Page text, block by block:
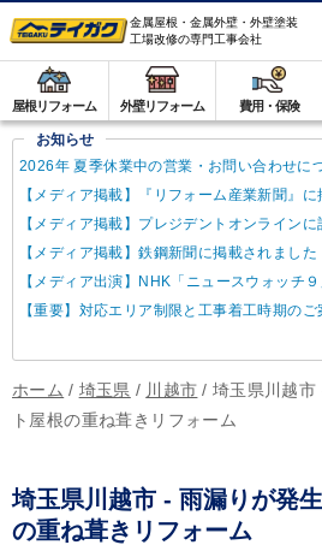
金属屋根・金属外壁・外壁塗装
工場改修の専門工事会社
屋根リフォーム 外壁リフォーム 費用・保険
お知らせ
2026年 夏季休業中の営業・お問い合わせに
【メディア掲載】『リフォーム産業新聞』に掲載されました｜資材
【メディア掲載】プレジデントオンラインに記事が掲載さ
【メディア掲載】鉄鋼新聞に掲載されました｜ス
【メディア出演】NHK「ニュースウォッチ９」に
【重要】対応エリア制限と工事着工時期のご
ホーム / 埼玉県 / 川越市 / 埼玉県川越市
ト屋根の重ね葺きリフォーム
埼玉県川越市 - 雨漏りが発
の重ね葺きリフォーム